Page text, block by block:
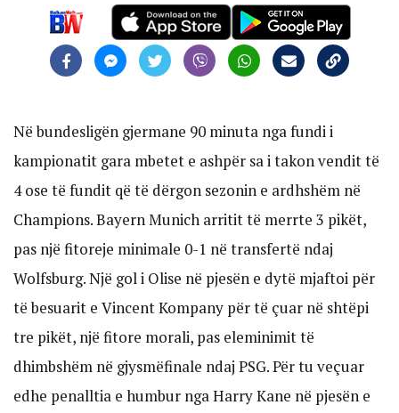
Në bundesligën gjermane 90 minuta nga fundi i
kampionatit gara mbetet e ashpër sa i takon vendit të
4 ose të fundit që të dërgon sezonin e ardhshëm në
Champions. Bayern Munich arritit të merrte 3 pikët,
pas një fitoreje minimale 0-1 në transfertë ndaj
Wolfsburg. Një gol i Olise në pjesën e dytë mjaftoi për
të besuarit e Vincent Kompany për të çuar në shtëpi
tre pikët, një fitore morali, pas eleminimit të
dhimbshëm në gjysmëfinale ndaj PSG. Për tu veçuar
edhe penalltia e humbur nga Harry Kane në pjesën e